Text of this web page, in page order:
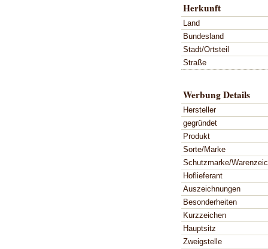
Herkunft
Land
Bundesland
Stadt/Ortsteil
Straße
Werbung Details
Hersteller
gegründet
Produkt
Sorte/Marke
Schutzmarke/
Hoflieferant
Auszeichnungen
Besonderheiten
Kurzzeichen
Hauptsitz
Zweigstelle